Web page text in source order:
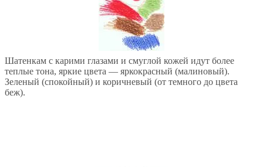
Шатенкам с карими глазами и смуглой кожей идут более
теплые тона, яркие цвета — яркокрасный (малиновый).
Зеленый (спокойный) и коричневый (от темного до цвета
беж).